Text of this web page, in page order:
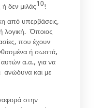
ή δεν μιλάς10!
από υπερβάσεις,
λογική. Όποιος
που έχουν
ή σωστά,
α.α., για να
ανώδυνα και με
στην